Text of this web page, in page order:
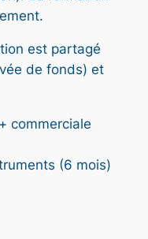
est partagé
de fonds) et
commerciale
(6 mois)